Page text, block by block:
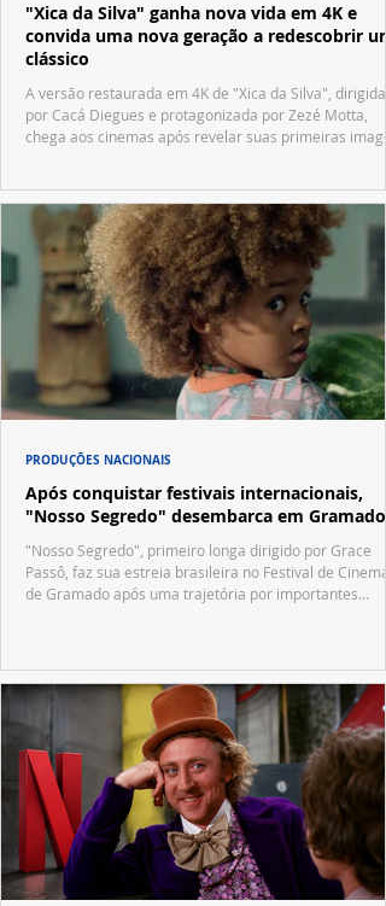
"Xica da Silva" ganha nova vida em 4K e
convida uma nova geração a redescobrir um
clássico
A versão restaurada em 4K de "Xica da Silva", dirigida
por Cacá Diegues e protagonizada por Zezé Motta,
chega aos cinemas após revelar suas primeiras
Após conquistar festivais internacionais,
"Nosso Segredo" desembarca em Gramado
"Nosso Segredo", primeiro longa dirigido por Grace
Passô, faz sua estreia brasileira no Festival de Cinema
de Gramado após uma trajetória por importantes
PRODUÇÕES NACIONAIS